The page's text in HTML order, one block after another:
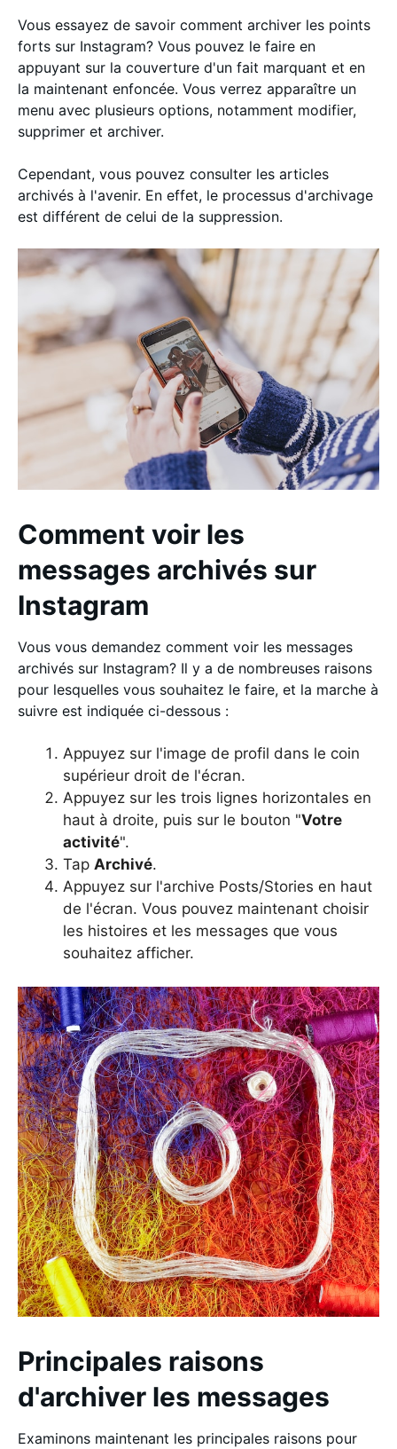
Vous essayez de savoir comment archiver les points
forts sur Instagram? Vous pouvez le faire en
appuyant sur la couverture d'un fait marquant et en
la maintenant enfoncée. Vous verrez apparaître un
menu avec plusieurs options, notamment modifier,
supprimer et archiver.
Cependant, vous pouvez consulter les articles
archivés à l'avenir. En effet, le processus d'archivage
est différent de celui de la suppression.
Comment voir les
messages archivés sur
Instagram
Vous vous demandez comment voir les messages
archivés sur Instagram? Il y a de nombreuses raisons
pour lesquelles vous souhaitez le faire, et la marche à
suivre est indiquée ci-dessous :
Appuyez sur l'image de profil dans le coin
supérieur droit de l'écran.
Appuyez sur les trois lignes horizontales en
haut à droite, puis sur le bouton "Votre
activité".
Tap Archivé.
Appuyez sur l'archive Posts/Stories en haut
de l'écran. Vous pouvez maintenant choisir
les histoires et les messages que vous
souhaitez afficher.
Principales raisons
d'archiver les messages
Examinons maintenant les principales raisons pour